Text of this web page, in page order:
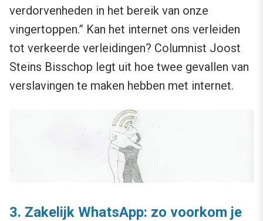
verdorvenheden in het bereik van onze
vingertoppen.” Kan het internet ons verleiden
tot verkeerde verleidingen? Columnist Joost
Steins Bisschop legt uit hoe twee gevallen van
verslavingen te maken hebben met internet.
3. Zakelijk WhatsApp: zo voorkom je